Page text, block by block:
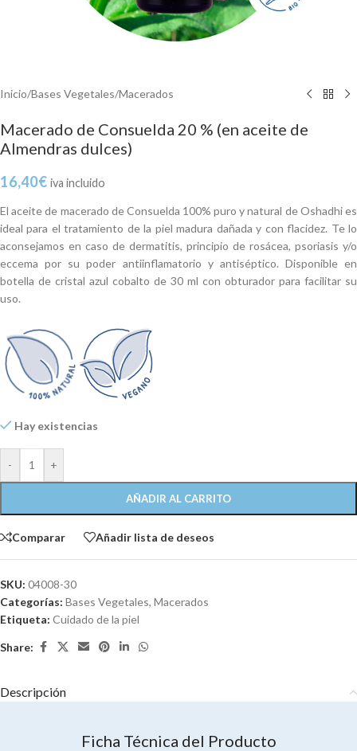
Inicio/Bases Vegetales/Macerados
Macerado de Consuelda 20 % (en aceite de
Almendras dulces)
16,40€ iva incluido
El aceite de macerado de Consuelda 100% puro y natural de Oshadhi es
ideal para el tratamiento de la piel madura dañada y con flacidez. Te lo
aconsejamos en caso de dermatitis, principio de rosácea, psoriasis y/o
eccema por su poder antiinflamatorio y antiséptico. Disponible en
botella de cristal azul cobalto de 30 ml con obturador para facilitar su
uso.
Hay existencias
- +
AÑADIR AL CARRITO
Comparar Añadir lista de deseos
SKU: 04008-30
Categorías: Bases Vegetales, Macerados
Etiqueta: Cuidado de la piel
Share:
Descripción
Ficha Técnica del Producto